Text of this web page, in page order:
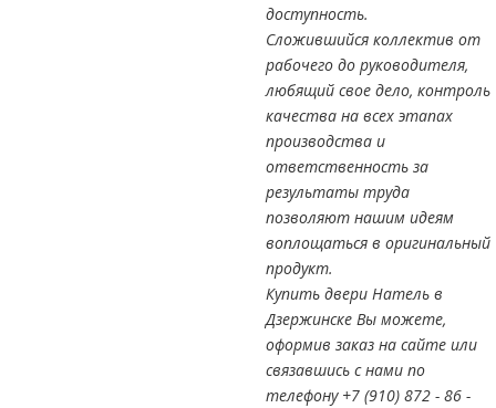
доступность.
Сложившийся коллектив от
рабочего до руководителя,
любящий свое дело, контроль
качества на всех этапах
производства и
ответственность за
результаты труда
позволяют нашим идеям
воплощаться в оригинальный
продукт.
Купить двери Натель в
Дзержинске Вы можете,
оформив заказ на сайте или
связавшись с нами по
телефону +7 (910) 872 - 86 -